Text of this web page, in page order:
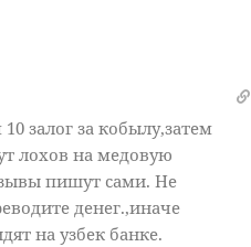
залог за кобылу,затем
лохов на медовую
пишут сами. Не
денег.,иначе
на узбек банке.